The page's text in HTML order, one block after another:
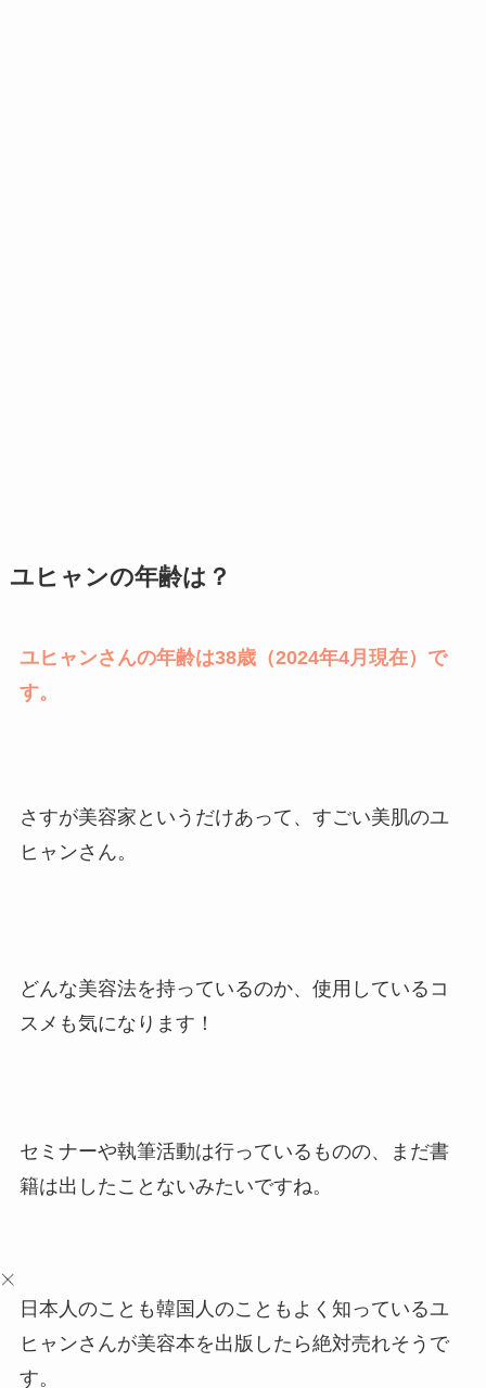
ユヒャンの年齢は？
ユヒャンさんの年齢は38歳（2024年4月現在）で
す。
さすが美容家というだけあって、すごい美肌のユ
ヒャンさん。
どんな美容法を持っているのか、使用しているコ
スメも気になります！
セミナーや執筆活動は行っているものの、まだ書
籍は出したことないみたいですね。
日本人のことも韓国人のこともよく知っているユ
ヒャンさんが美容本を出版したら絶対売れそうで
す。